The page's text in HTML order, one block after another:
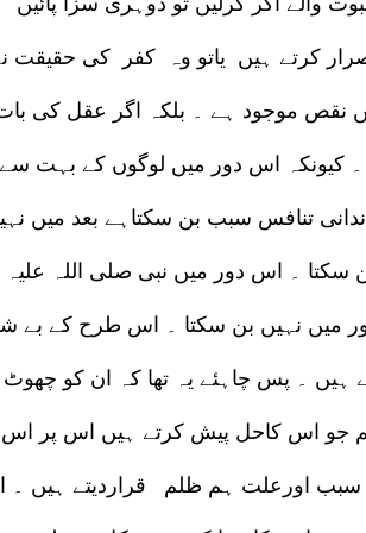
کرتے ہیں یاتو وہ کفر کی حقیقت
نقص موجود ہے ۔ بلکہ اگر عقل کی
کیونکہ اس دور میں لوگوں کے بہت سے
تنافس سبب بن سکتاہے بعد میں
۔ اس دور میں نبی صلی اللہ علیہ
میں نہیں بن سکتا ۔ اس طرح کے بے
۔ پس چاہئے یہ تھا کہ ان کو چھوٹ
جو اس کاحل پیش کرتے ہیں اس پر اس
سبب اورعلت ہم ظلم قراردیتے ہیں